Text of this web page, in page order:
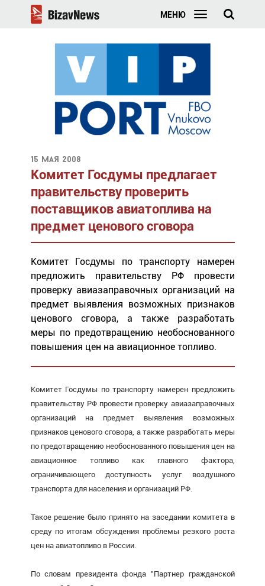
МЕНЮ
15 мая 2008
Комитет Госдумы предлагает
правительству проверить
поставщиков авиатоплива на
предмет ценового сговора
Комитет Госдумы по транспорту намерен
предложить правительству РФ провести
проверку авиазаправочных организаций на
предмет выявления возможных признаков
ценового сговора, а также разработать
меры по предотвращению необоснованного
повышения цен на авиационное топливо.
Комитет Госдумы по транспорту намерен предложить
правительству РФ провести проверку авиазаправочных
организаций на предмет выявления возможных
признаков ценового сговора, а также разработать меры
по предотвращению необоснованного повышения цен на
авиационное топливо как главного фактора,
ограничивающего доступность услуг воздушного
транспорта для населения и организаций РФ.
Такое решение было принято на заседании комитета в
среду по итогам обсуждения проблемы резкого роста
цен на авиатопливо в России.
По словам президента фонда "Партнер гражданской